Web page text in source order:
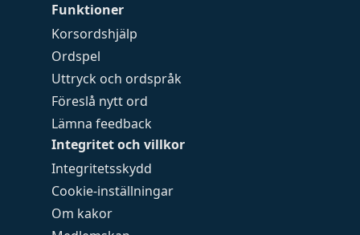
Funktioner
Korsordshjälp
Ordspel
Uttryck och ordspråk
Föreslå nytt ord
Lämna feedback
Integritet och villkor
Integritetsskydd
Cookie-inställningar
Om kakor